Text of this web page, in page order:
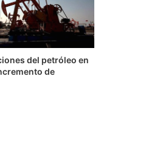
del petróleo en
de